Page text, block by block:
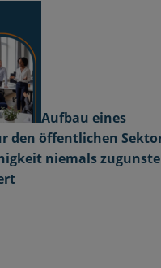
Aufbau eines
den öffentlichen
niemals